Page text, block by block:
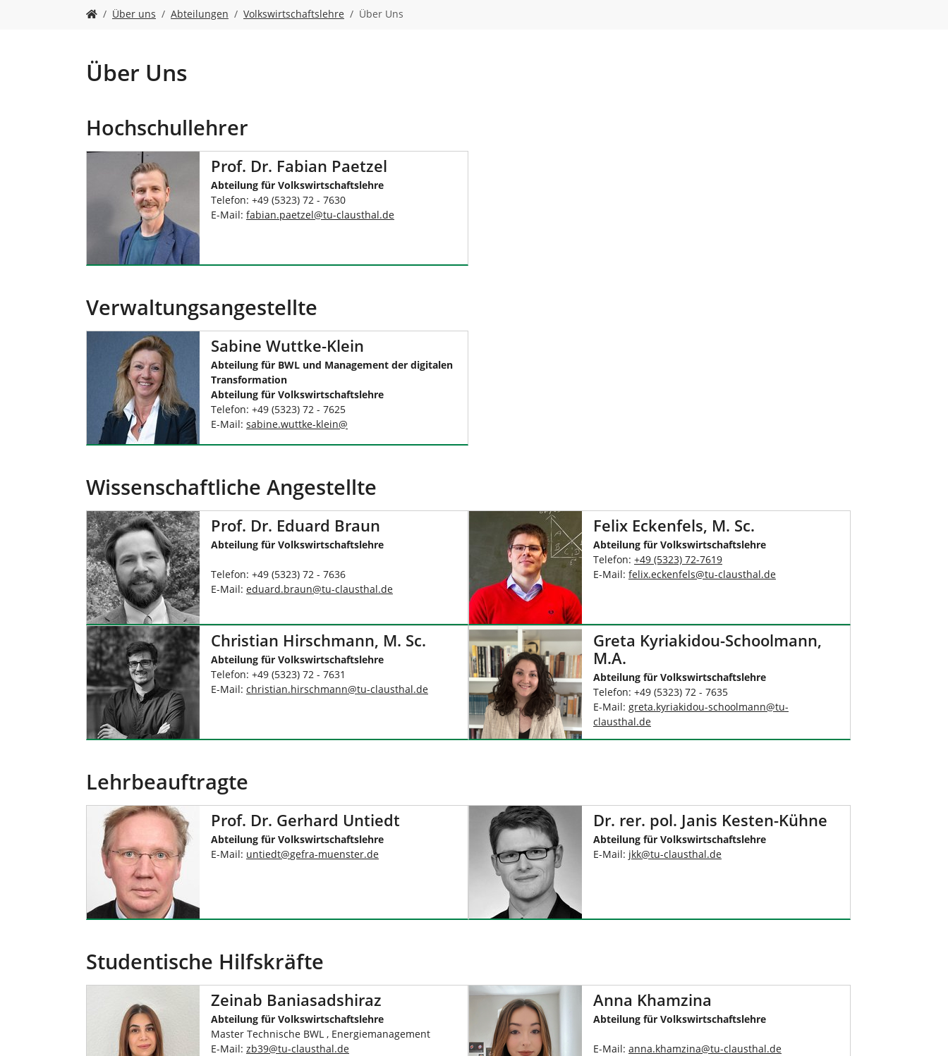
i
i
n
i
e
r
Über uns Abteilungen Volkswirtschaftslehre Über Uns
Über Uns
Hochschullehrer
Prof. Dr. Fabian Paetzel
Abteilung für Volkswirtschaftslehre
Telefon: +49 (5323) 72 - 7630
E-Mail: fabian.paetzel@tu-clausthal.de
Verwaltungsangestellte
Sabine Wuttke-Klein
Abteilung für BWL und Management der digitalen
Transformation
Abteilung für Volkswirtschaftslehre
Telefon: +49 (5323) 72 - 7625
E-Mail: sabine.wuttke-klein@
Wissenschaftliche Angestellte
Prof. Dr. Eduard Braun
Abteilung für Volkswirtschaftslehre
Telefon: +49 (5323) 72 - 7636
E-Mail: eduard.braun@tu-clausthal.de
Felix Eckenfels, M. Sc.
Abteilung für Volkswirtschaftslehre
Telefon: +49 (5323) 72-7619
E-Mail: felix.eckenfels@tu-clausthal.de
Christian Hirschmann, M. Sc.
Abteilung für Volkswirtschaftslehre
Telefon: +49 (5323) 72 - 7631
E-Mail: christian.hirschmann@tu-clausthal.de
Greta Kyriakidou-Schoolmann,
M.A.
Abteilung für Volkswirtschaftslehre
Telefon: +49 (5323) 72 - 7635
E-Mail: greta.kyriakidou-schoolmann@tu-
clausthal.de
Lehrbeauftragte
Prof. Dr. Gerhard Untiedt
Abteilung für Volkswirtschaftslehre
E-Mail: untiedt@gefra-muenster.de
Dr. rer. pol. Janis Kesten-Kühne
Abteilung für Volkswirtschaftslehre
E-Mail: jkk@tu-clausthal.de
Studentische Hilfskräfte
Zeinab Baniasadshiraz
Abteilung für Volkswirtschaftslehre
Master Technische BWL , Energiemanagement
E-Mail: zb39@tu-clausthal.de
Anna Khamzina
Abteilung für Volkswirtschaftslehre
E-Mail: anna.khamzina@tu-clausthal.de